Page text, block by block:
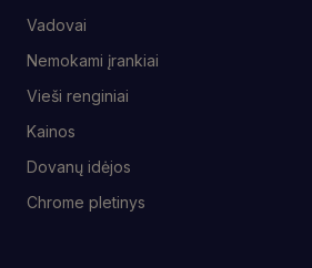
Vadovai
Nemokami įrankiai
Vieši renginiai
Kainos
Dovanų idėjos
Chrome pletinys